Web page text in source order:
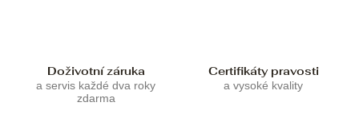
Doživotní záruka
a servis každé dva roky
zdarma
Certifikáty pravosti
a vysoké kvality